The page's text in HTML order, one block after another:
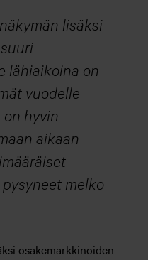
lisäksi
lähiaikoina on
vuodelle
on hyvin
aikaan
melko
osakemarkkinoiden